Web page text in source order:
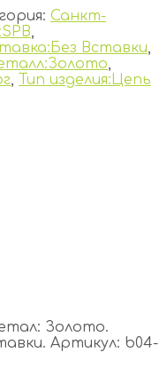
Санкт-
,
Вставки,
,
, Тип изделия:Цепь
Золото.
Артикул: b04-